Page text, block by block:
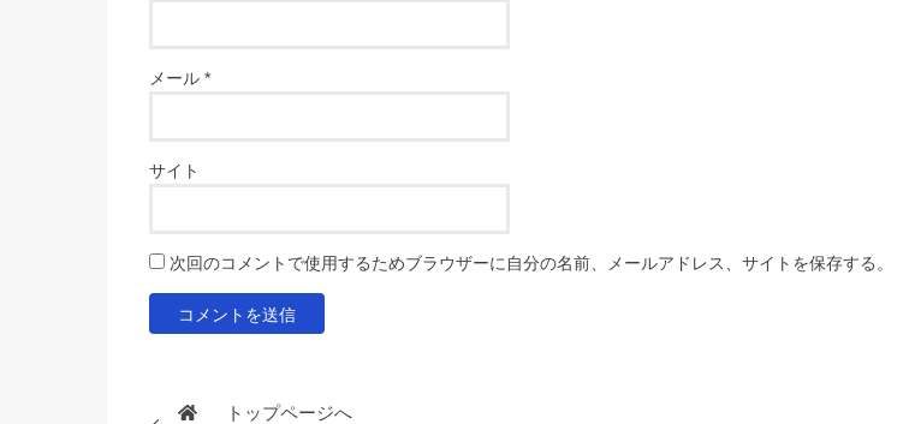
メール *
サイト
次回のコメントで使用するためブラウザーに自分の名前、メールアドレス、サイトを保存する。
トップページへ